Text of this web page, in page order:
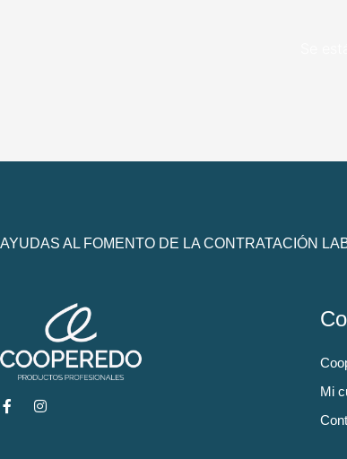
AYUDAS AL FOMENTO DE LA CONTRATACIÓN
Mi